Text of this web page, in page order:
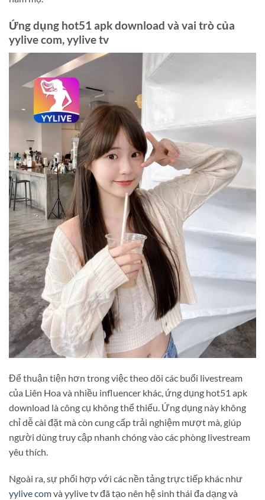
Ứng dụng hot51 apk download và vai trò của
yylive com, yylive tv
Để thuận tiện hơn trong việc theo dõi các buổi livestream
của Liên Hoa và nhiều influencer khác, ứng dụng hot51 apk
download là công cụ không thể thiếu. Ứng dụng này không
chỉ dễ cài đặt mà còn cung cấp trải nghiệm mượt mà, giúp
người dùng truy cập nhanh chóng vào các phòng livestream
yêu thích.
Ngoài ra, sự phối hợp với các nền tảng trực tiếp khác như
yylive comvà yylive tv đã tạo nên hệ sinh thái đa dạng và